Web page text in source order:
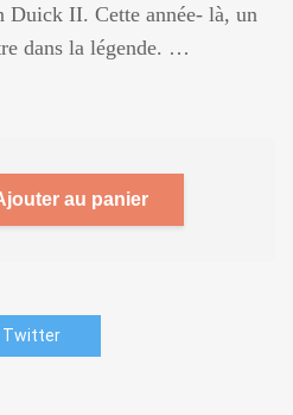
Duick II. Cette année- là, un
dans la légende. …
au panier
Twitter